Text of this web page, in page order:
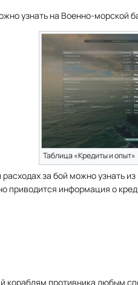
узнать на Военно-морской
Таблица «Кредиты и опыт»
за бой можно узнать
приводится информация о
кораблям противника любым